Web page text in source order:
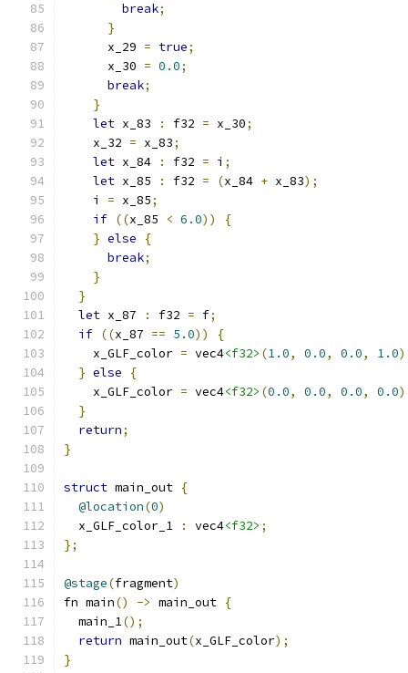
break;
}
      x_29
= true;
      x_30
= 0.0;
break;
}
let x_83 : f32 = x_30;
    x_32
= x_83;
let x_84 : f32 = i ;
let x_85 : f32 = (x_84 + x_83);
    i
= x_85;
if ((x_85 < 6.0))
{
} else
{
break;
}
}
let x_87 : f32 = f;
if ((x_87 == 5.0))
{
    x_GLF_color
= vec4<f32> (1.0, 0.0, 0.0, 1.0
} else
{
    x_GLF_color
= vec4<f32> (0.0, 0.0, 0.0, 0.0
}
return;
}
struct main_out {
@location(0)
  x_GLF_color_1
: vec4<f32> ;
};
@stage(fragment)
fn main() -> main_out {
  main_1
();
return main_out(x_GLF_color);
}